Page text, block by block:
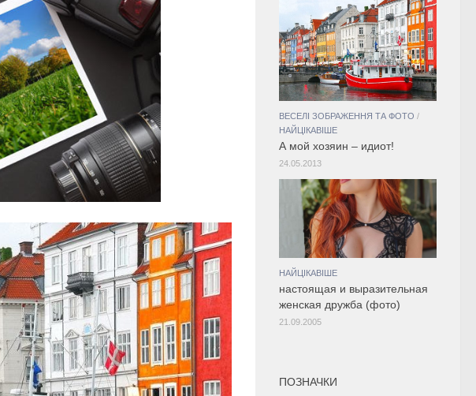
ВЕСЕЛІ ЗОБРАЖЕННЯ ТА ФОТО /
НАЙЦІКАВІШЕ
А мой хозяин – идиот!
24.05.2013
НАЙЦІКАВІШЕ
настоящая и выразительная
женская дружба (фото)
21.09.2005
ПОЗНАЧКИ